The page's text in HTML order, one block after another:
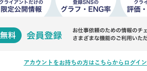
アカウントをお持ちの方はこちらからログイン